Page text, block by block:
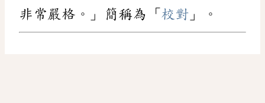
非常嚴格。」簡稱為「 校對 」。